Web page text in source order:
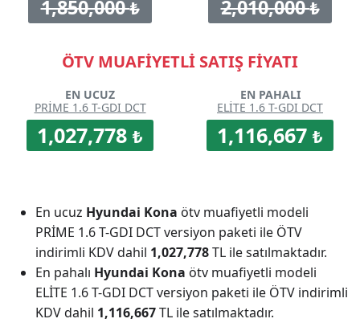
1,850,000₺ 2,010,000₺
ÖTV MUAFİYETLİ SATIŞ FİYATI
EN UCUZ
PRİME 1.6 T-GDI DCT
1,027,778 ₺
EN PAHALI
ELİTE 1.6 T-GDI DCT
1,116,667 ₺
En ucuz Hyundai Kona ötv muafiyetli modeli
PRİME 1.6 T-GDI DCT versiyon paketi ile ÖTV
indirimli KDV dahil 1,027,778TL ile satılmaktadır.
En pahalı Hyundai Kona ötv muafiyetli modeli
ELİTE 1.6 T-GDI DCT versiyon paketi ile ÖTV indirimli
KDV dahil 1,116,667TL ile satılmaktadır.